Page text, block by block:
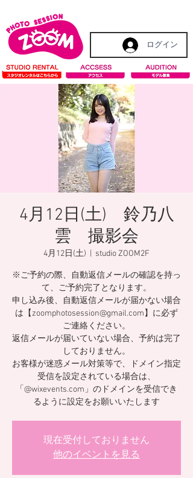
ログイン
4月12日(土) 鈴乃八
雲 撮影会
4月12日(土) studio ZOOM2F
※ご予約の際、自動返信メールの確認を持っ
て、ご予約完了となります。
申し込み後、自動返信メールが届かない場合
は【zoomphotosession@gmail.com】に必ず
ご連絡ください。
返信メールが届いていない場合、予約は完了
しておりません。
お客様が迷惑メール対策等で、ドメイン指定
受信を設定されている場合は、
「@wixevents.com」のドメインを受信でき
るように設定をお願いいたします
現在受付しておりません
他のイベントを見る